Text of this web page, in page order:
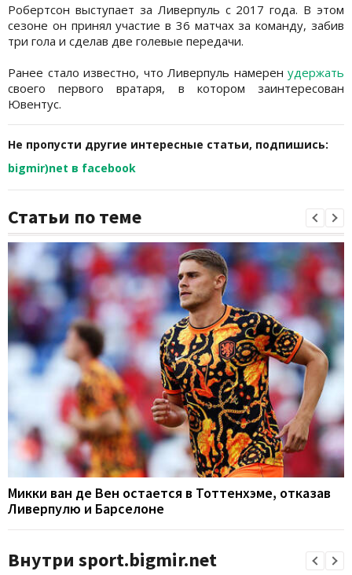
Робертсон выступает за Ливерпуль с 2017 года. В этом
сезоне он принял участие в 36 матчах за команду, забив
три гола и сделав две голевые передачи.
Ранее стало известно, что Ливерпуль намерен удержать
своего первого вратаря, в котором заинтересован
Ювентус.
Не пропусти другие интересные статьи, подпишись:
bigmir)net в facebook
Статьи по теме
Микки ван де Вен остается в Тоттенхэме, отказав
Ливерпулю и Барселоне
Внутри sport.bigmir.net